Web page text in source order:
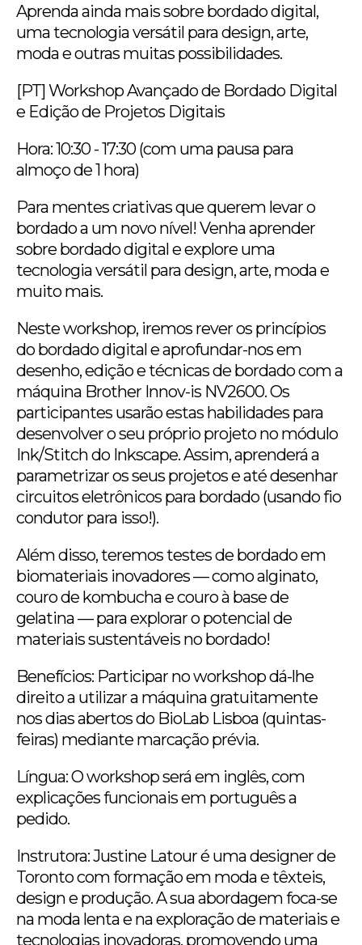
Aprenda ainda mais sobre bordado digital,
uma tecnologia versátil para design, arte,
moda e outras muitas possibilidades.
[PT] Workshop Avançado de Bordado Digital
e Edição de Projetos Digitais
Hora: 10:30 - 17:30 (com uma pausa para
almoço de 1 hora)
Para mentes criativas que querem levar o
bordado a um novo nível! Venha aprender
sobre bordado digital e explore uma
tecnologia versátil para design, arte, moda e
muito mais.
Neste workshop, iremos rever os princípios
do bordado digital e aprofundar-nos em
desenho, edição e técnicas de bordado com a
máquina Brother Innov-is NV2600. Os
participantes usarão estas habilidades para
desenvolver o seu próprio projeto no módulo
Ink/Stitch do Inkscape. Assim, aprenderá a
parametrizar os seus projetos e até desenhar
circuitos eletrônicos para bordado (usando fio
condutor para isso!).
Além disso, teremos testes de bordado em
biomateriais inovadores — como alginato,
couro de kombucha e couro à base de
gelatina — para explorar o potencial de
materiais sustentáveis no bordado!
Benefícios: Participar no workshop dá-lhe
direito a utilizar a máquina gratuitamente
nos dias abertos do BioLab Lisboa (quintas-
feiras) mediante marcação prévia.
Língua: O workshop será em inglês, com
explicações funcionais em português a
pedido.
Instrutora: Justine Latour é uma designer de
Toronto com formação em moda e têxteis,
design e produção. A sua abordagem foca-se
na moda lenta e na exploração de materiais e
tecnologias inovadoras, promovendo uma